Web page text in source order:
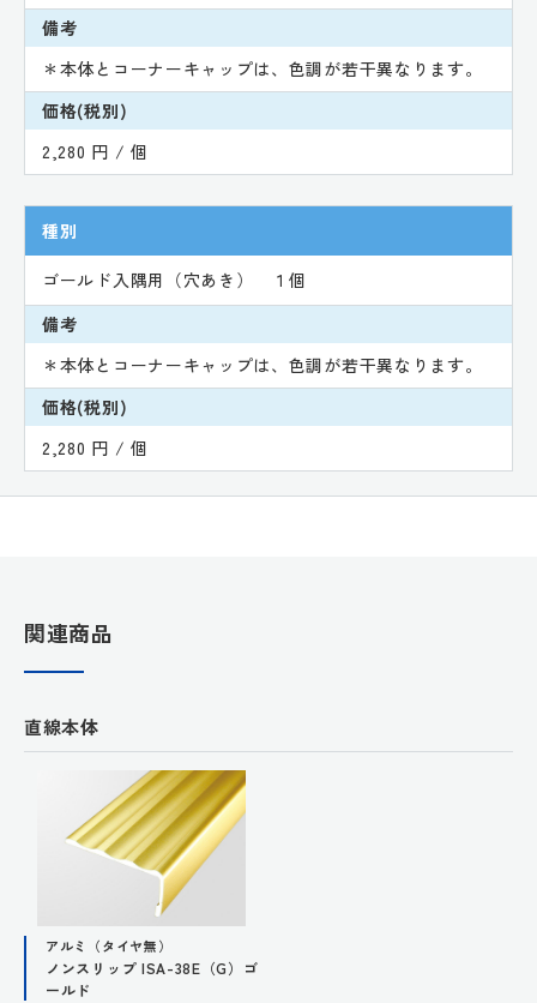
備考
＊本体とコーナーキャップは、色調が若干異なります。
価格(税別)
2,280 円 / 個
種別
ゴールド入隅用（穴あき） １個
備考
＊本体とコーナーキャップは、色調が若干異なります。
価格(税別)
2,280 円 / 個
関連商品
直線本体
アルミ（タイヤ無）
ノンスリップ ISA-38E（G）ゴ
ールド